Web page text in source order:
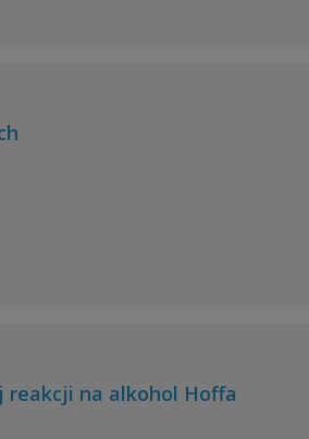
reakcji na alkohol Hoffa